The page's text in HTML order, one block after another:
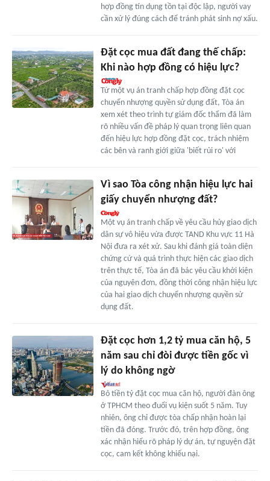
hợp đồng tín dụng tồn tại độc lập, người vay
cần xử lý đúng cách để tránh phát sinh nợ xấu.
Đặt cọc mua đất đang thế chấp:
Khi nào hợp đồng có hiệu lực?
Từ một vụ án tranh chấp hợp đồng đặt cọc
chuyển nhượng quyền sử dụng đất, Tòa án
xem xét theo trình tự giám đốc thẩm đã làm
rõ nhiều vấn đề pháp lý quan trọng liên quan
đến hiệu lực hợp đồng đặt cọc, trách nhiệm
các bên và ranh giới giữa 'biết rủi ro' với
Vì sao Tòa công nhận hiệu lực hai
giấy chuyển nhượng đất?
Một vụ án tranh chấp về yêu cầu hủy giao dịch
dân sự vô hiệu vừa được TAND Khu vực 11 Hà
Nội đưa ra xét xử. Sau khi đánh giá toàn diện
chứng cứ và quá trình thực hiện các giao dịch
trên thực tế, Tòa án đã bác yêu cầu khởi kiện
của nguyên đơn, đồng thời công nhận hiệu lực
của hai giao dịch chuyển nhượng quyền sử
dụng đất.
Đặt cọc hơn 1,2 tỷ mua căn hộ, 5
năm sau chỉ đòi được tiền gốc vì
lý do không ngờ
Bỏ tiền tỷ đặt cọc mua căn hộ, người đàn ông
ở TPHCM theo đuổi vụ kiện suốt 5 năm. Tuy
nhiên, ông chỉ được tòa chấp nhận hoàn lại
tiền đã đóng. Trước đó, trên hợp đồng, ông
xác nhận hiểu rõ pháp lý dự án, tự nguyện đặt
cọc, cam kết không khiếu nại.